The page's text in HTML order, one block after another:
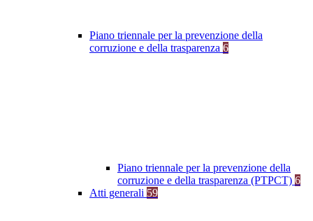
Piano triennale per la prevenzione della
corruzione e della trasparenza 6
Piano triennale per la prevenzione della
corruzione e della trasparenza (PTPCT) 6
Atti generali 59